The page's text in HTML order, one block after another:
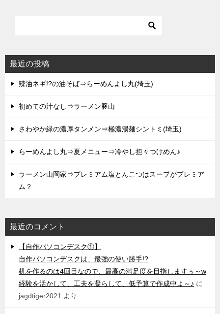
最近の投稿
辣油ネギ!?の油そば⇒らーめんよし丸(埼玉)
初めての汁なし⇒ラーメン豚山
さわやか緑の濃厚タンメン⇒極濃湯麺シントミ(埼玉)
らーめんよし丸⇒夏メニュー⇒冷やし担々つけめん♪
ラーメン山岡家⇒プレミアム塩とんこつはスープがプレミア
ム？
最近のコメント
【自作パソコンデスク①】
自作パソコンデスクは、最強の使い勝手!?
机を作るのは4回目なので、最高の満足度を目指しますぅ～w
経験を活かして、工夫を凝らして、低予算で作成中よ～♪ に
jagdtiger2021 より